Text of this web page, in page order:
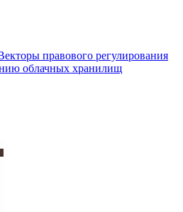
правового регулирования
облачных хранилищ